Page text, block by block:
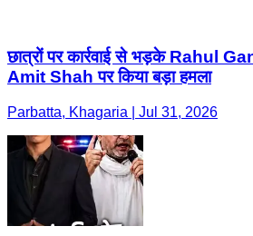
छात्रों पर कार्रवाई से भड़के Rahul
Amit Shah पर किया बड़ा हमला
Parbatta, Khagaria | Jul 31, 2026